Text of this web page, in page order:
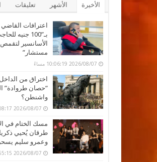
الأخيرة الأشهر تعليقات
اعترافات
بـ”100 جنيه
الأسانسير
مستشار”
2026/08/07 10:06:19 مساءً
اختراق من
“حصان طروادة”
واشنطن؟
2026/08/07 7:08:17 مساءً
مسك الختام في
طرقان يُحيي
وعمرو سليم
2026/08/07 6:55:15 مساءً